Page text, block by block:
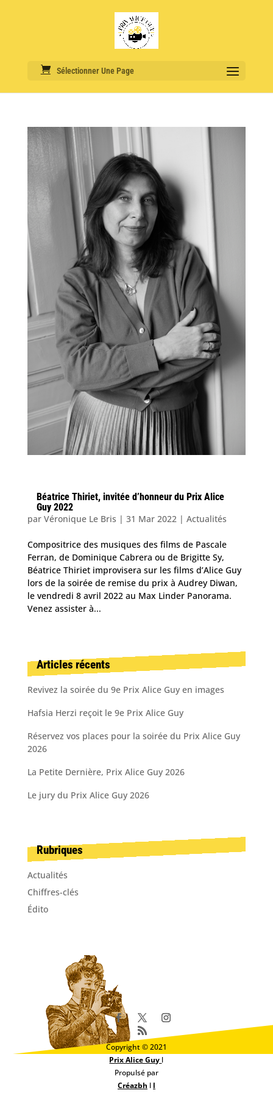
Sélectionner Une Page
Béatrice Thiriet, invitée d’honneur du Prix Alice
Guy 2022
par Véronique Le Bris | 31 Mar 2022 | Actualités
Compositrice des musiques des films de Pascale
Ferran, de Dominique Cabrera ou de Brigitte Sy,
Béatrice Thiriet improvisera sur les films d’Alice Guy
lors de la soirée de remise du prix à Audrey Diwan,
le vendredi 8 avril 2022 au Max Linder Panorama.
Venez assister à...
Articles récents
Revivez la soirée du 9e Prix Alice Guy en images
Hafsia Herzi reçoit le 9e Prix Alice Guy
Réservez vos places pour la soirée du Prix Alice Guy
2026
La Petite Dernière, Prix Alice Guy 2026
Le jury du Prix Alice Guy 2026
Rubriques
Actualités
Chiffres-clés
Édito
Copyright © 2021
Prix Alice Guy l
Propulsé par
Créazbh l l